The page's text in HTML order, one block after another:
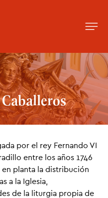
por el rey Fernando VI
entre los años 1746
planta la distribución
a la Iglesia,
de la liturgia propia de